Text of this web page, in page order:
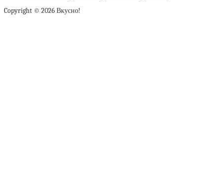
Copyright © 2026 Вкусно!